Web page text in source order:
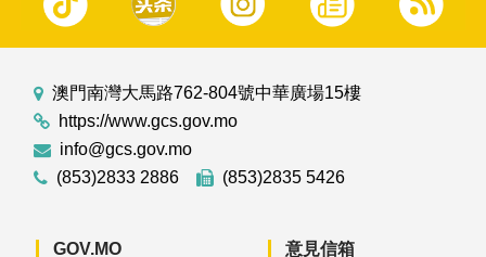
澳門南灣大馬路762-804號中華廣場15樓
https://www.gcs.gov.mo
info@gcs.gov.mo
(853)2833 2886
(853)2835 5426
GOV.MO 意見信箱